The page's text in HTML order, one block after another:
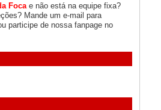
Focae não está na equipe fixa?
Mande um e-mail para
participe de nossa fanpage no